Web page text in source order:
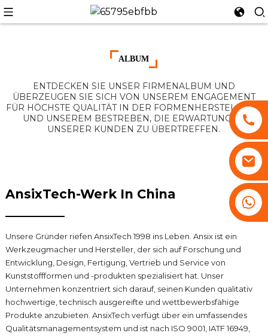
+86 13530645990
ALBUM
ENTDECKEN SIE UNSER FIRMENALBUM UND
ÜBERZEUGEN SIE SICH VON UNSEREM ENGAGEMENT
FÜR HÖCHSTE QUALITÄT IN DER FORMENHERSTELLUNG
UND UNSEREM BESTREBEN, DIE ERWARTUNGEN
UNSERER KUNDEN ZU ÜBERTREFFEN.
AnsixTech-Werk In China
Unsere Gründer riefen AnsixTech 1998 ins Leben. Ansix ist ein
Werkzeugmacher und Hersteller, der sich auf Forschung und
Entwicklung, Design, Fertigung, Vertrieb und Service von
Kunststoffformen und -produkten spezialisiert hat. Unser
Unternehmen konzentriert sich darauf, seinen Kunden qualitativ
hochwertige, technisch ausgereifte und wettbewerbsfähige
Produkte anzubieten. AnsixTech verfügt über ein umfassendes
Qualitätsmanagementsystem und ist nach ISO 9001, IATF 16949,